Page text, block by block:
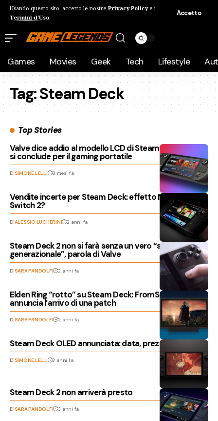
Usando questo sito, accetto le nostre Privacy Policye i
Termini d'Uso.
Accetto
Games Movies Geek Tech Lifestyle
Tag:Steam Deck
Top Stories
Valve dice addio al modello LCD di Steam Deck: un’era
si conclude per il gaming portatile
DiSIMONE LELLI 8 mesi fa
Vendite incerte per Steam Deck: effetto Nintendo
Switch 2?
DiALESSIO LUCHERINI 2 anni fa
Steam Deck 2 non si farà senza un vero “salto
generazionale”, parola di Valve
DiSARA PANDOLFI 2 anni fa
Elden Ring “rotto” su Steam Deck: FromSoftware
annuncia l’arrivo di una patch
DiSARA PANDOLFI 2 anni fa
Steam Deck OLED annunciata: data, prezzi e dettagli
DiSIMONE LELLI 3 anni fa
Steam Deck 2 non arriverà presto
DiSARA PANDOLFI 3 anni fa